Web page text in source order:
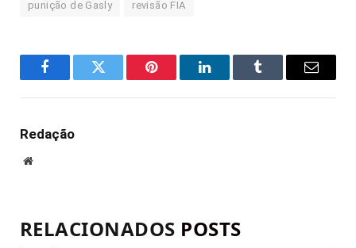
punição de Gasly revisão FIA
FacebookTwitter Pinterest LinkedInTumblr
E-
Redação
Site
RELACIONADOS POSTS